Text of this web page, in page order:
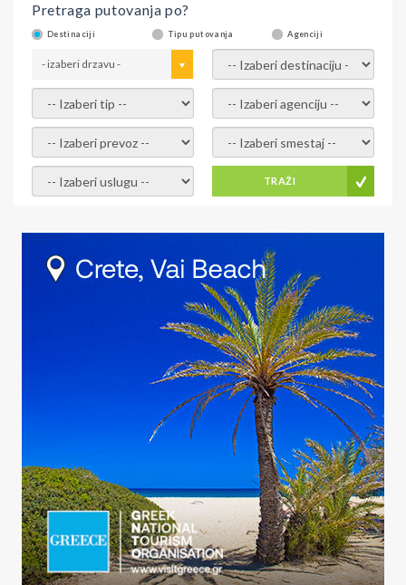
Pretraga putovanja po?
Destinaciji Tipu putovanja Agenciji
- izaberi drzavu - - izaberi destinaciju -
- izaberi tip - - izaberi agenciju -
- izaberi prevoz - - Izaberite smestaj -
- Izaberite uslugu - TRAŽI